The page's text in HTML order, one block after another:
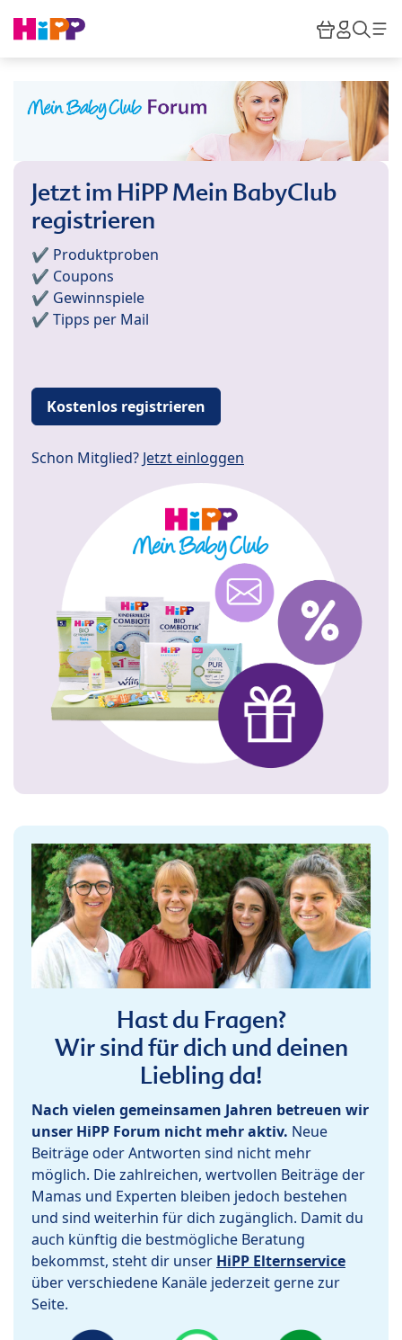
HiPP
Jetzt im HiPP Mein BabyClub
registrieren
✔️ Produktproben
✔️ Coupons
✔️ Gewinnspiele
✔️ Tipps per Mail
Kostenlos registrieren
Schon Mitglied? Jetzt einloggen
Hast du Fragen?
Wir sind für dich und deinen
Liebling da!
Nach vielen gemeinsamen Jahren betreuen wir
unser HiPP Forum nicht mehr aktiv. Neue
Beiträge oder Antworten sind nicht mehr
möglich. Die zahlreichen, wertvollen Beiträge der
Mamas und Experten bleiben jedoch bestehen
und sind weiterhin für dich zugänglich. Damit du
auch künftig die bestmögliche Beratung
bekommst, steht dir unser HiPP Elternservice
über verschiedene Kanäle jederzeit gerne zur
Seite.